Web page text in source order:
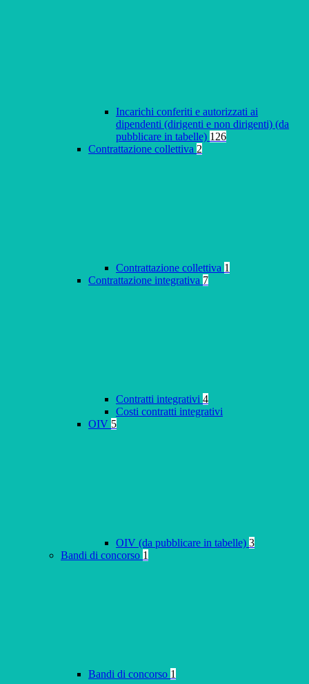
Incarichi conferiti e autorizzati ai
dipendenti (dirigenti e non dirigenti) (da
pubblicare in tabelle) 126
Contrattazione collettiva 2
Contrattazione collettiva 1
Contrattazione integrativa 7
Contratti integrativi 4
Costi contratti integrativi
OIV 5
OIV (da pubblicare in tabelle) 3
Bandi di concorso 1
Bandi di concorso 1